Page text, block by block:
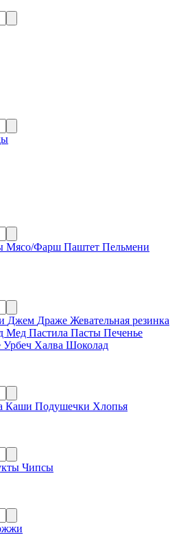
Мясо/Фарш Паштет Пельмени
Джем Драже Жевательная резинка
Мед Пастила Пасты Печенье
Урбеч Халва Шоколад
Каши Подушечки Хлопья
Чипсы